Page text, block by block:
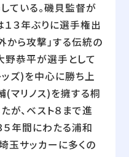
ている。磯貝監督が
３年ぶりに選手権出
から攻撃」する伝統の
野恭平が選手として
ズ)を中心に勝ち上
(マリノス)を擁する桐
、ベスト８まで進
５年間にわたる浦和
玉サッカーに多くの